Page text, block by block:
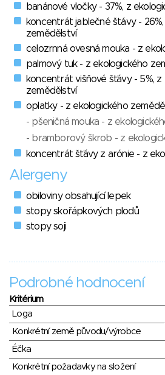
banánové vločky - 37%, z
koncentrát jablečné štávy -
zemědělství
celozrnná ovesná mouka - z
palmový tuk - z ekologického
koncentrát višňové šťávy - 5%, z
zemědělství
oplatky - z ekologického
- pšeničná mouka - z
- bramborový škrob - z
koncentrát šťávy z arónie - z
Alergeny
obiloviny obsahující lepek
stopy skořápkových plodů
stopy soji
Podrobné hodnocení
Kritérium
Loga
Konkrétní země původu/výrobce
Éčka
Konkrétní požadavky na složení